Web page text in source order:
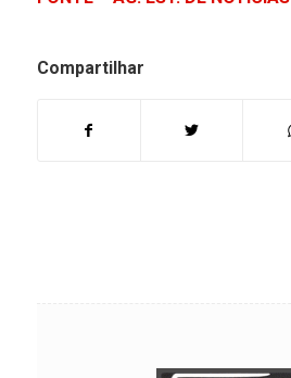
Compartilhar